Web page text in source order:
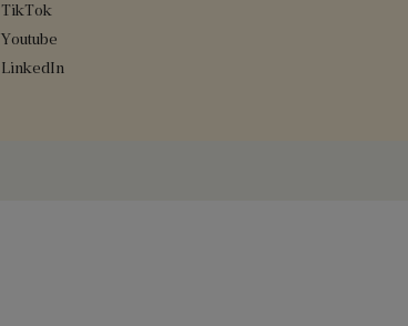
TikTok
Youtube
LinkedIn